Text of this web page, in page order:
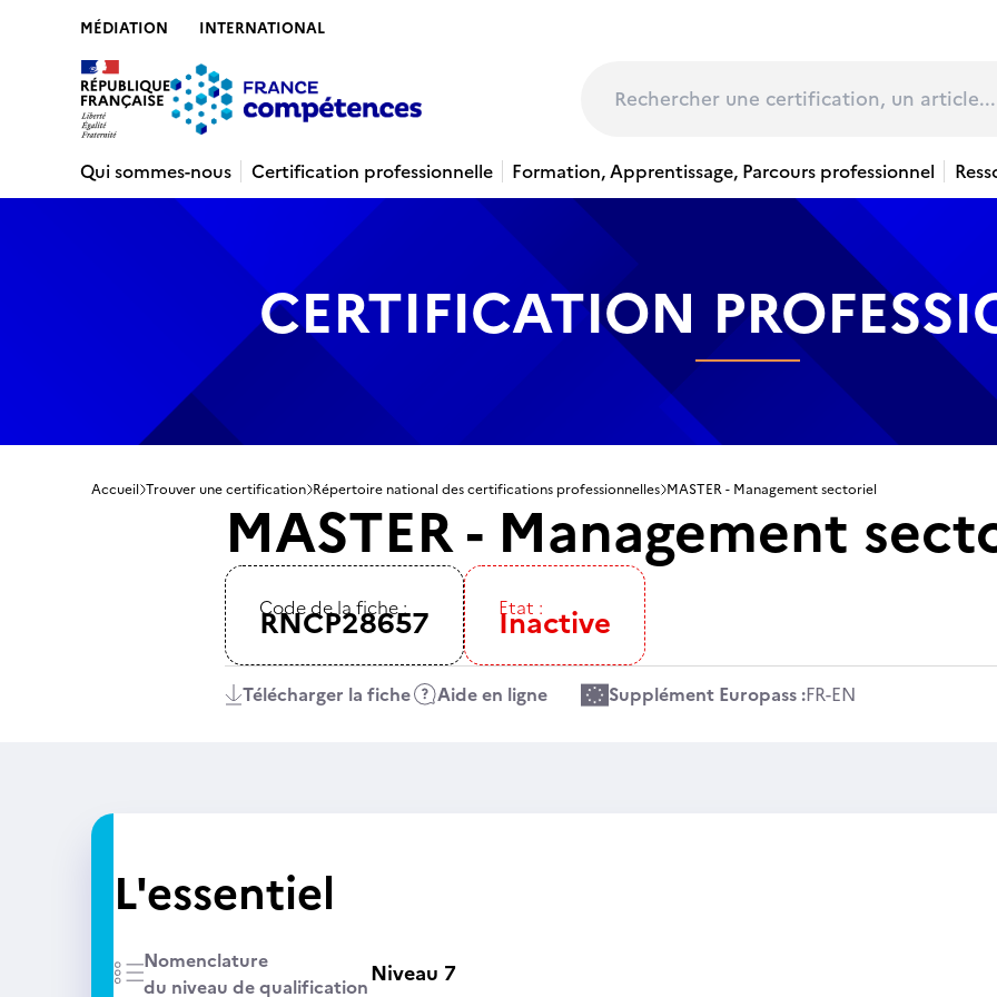
MÉDIATION INTERNATIONAL
Qui sommes-nous Certification professionnelle Formation, Apprentissage, Parcours professionnel
CERTIFICATION
Accueil Trouver une certification Répertoire national des certifications professionnelles MASTER - Management sectoriel
MASTER - Management
Code de la fiche :
RNCP28657 Etat :
Inactive
Télécharger la fiche Aide en ligne Supplément Europass :FR-EN
L'essentiel
Nomenclature
du niveau de qualificationNiveau 7